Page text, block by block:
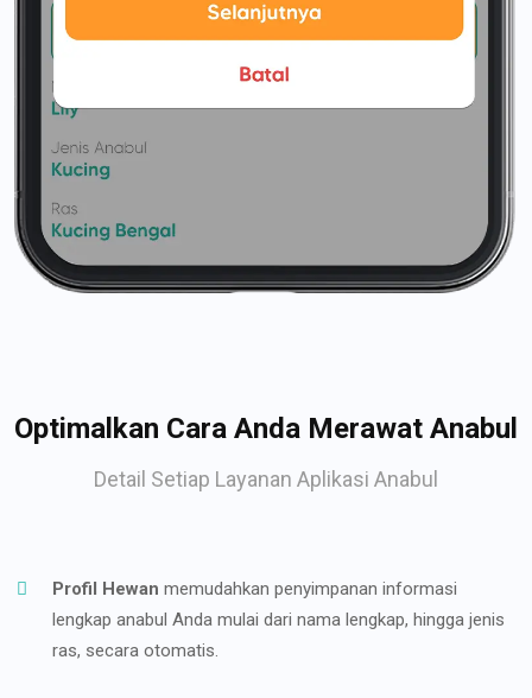
Optimalkan Cara Anda Merawat Anabul
Detail Setiap Layanan Aplikasi Anabul
Profil Hewan memudahkan penyimpanan informasi
lengkap anabul Anda mulai dari nama lengkap, hingga jenis
ras, secara otomatis.